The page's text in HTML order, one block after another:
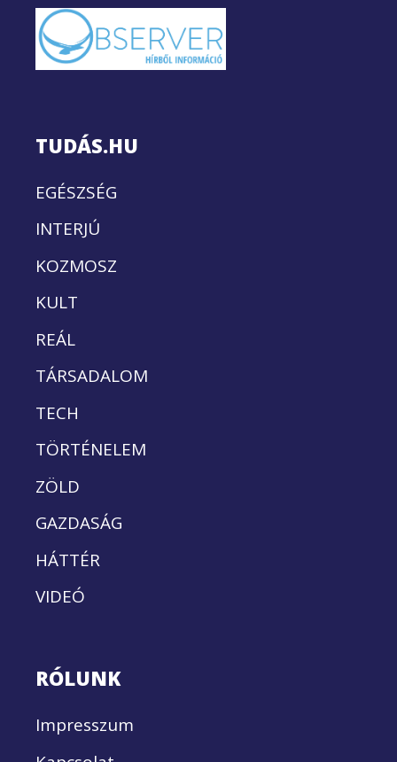
TUDÁS.HU
EGÉSZSÉG
INTERJÚ
KOZMOSZ
KULT
REÁL
TÁRSADALOM
TECH
TÖRTÉNELEM
ZÖLD
GAZDASÁG
HÁTTÉR
VIDEÓ
RÓLUNK
Impresszum